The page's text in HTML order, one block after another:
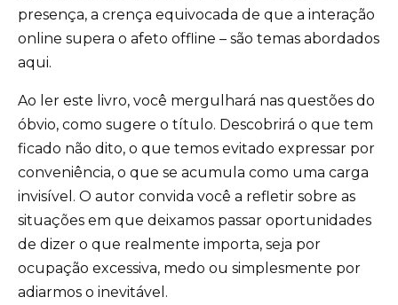
presença, a crença equivocada de que a interação
online supera o afeto offline – são temas abordados
aqui.
Ao ler este livro, você mergulhará nas questões do
óbvio, como sugere o título. Descobrirá o que tem
ficado não dito, o que temos evitado expressar por
conveniência, o que se acumula como uma carga
invisível. O autor convida você a refletir sobre as
situações em que deixamos passar oportunidades
de dizer o que realmente importa, seja por
ocupação excessiva, medo ou simplesmente por
adiarmos o inevitável.